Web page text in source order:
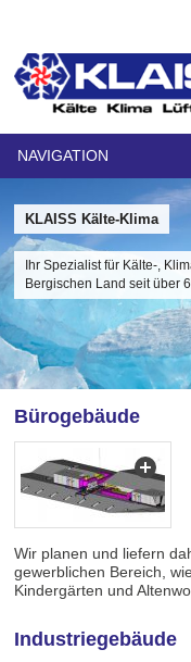
NAVIGATION
KLAISS Kälte-Klima
Ihr Spezialist für Kälte-,
Bergischen Land seit über
Bürogebäude
Wir planen und liefern
gewerblichen Bereich,
Kindergärten und
Industriegebäude